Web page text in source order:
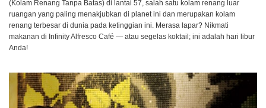
(Kolam Renang Tanpa Batas) di lantai 57, salah satu kolam renang luar
ruangan yang paling menakjubkan di planet ini dan merupakan kolam
renang terbesar di dunia pada ketinggian ini. Merasa lapar? Nikmati
makanan di Infinity Alfresco Café — atau segelas koktail; ini adalah hari libur
Anda!